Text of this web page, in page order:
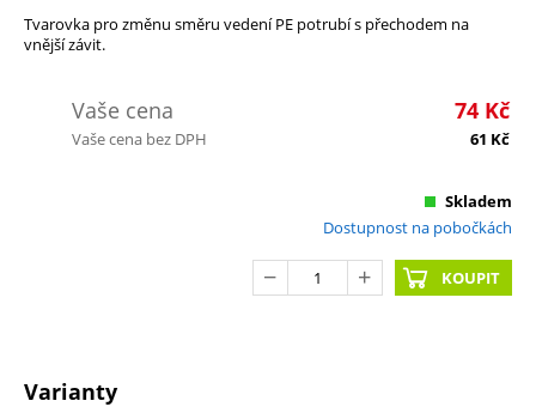
Tvarovka pro změnu směru vedení PE potrubí s přechodem na
vnější závit.
Vaše cena 74 Kč
Vaše cena bez DPH 61 Kč
Skladem
Dostupnost na pobočkách
KOUPIT
Varianty